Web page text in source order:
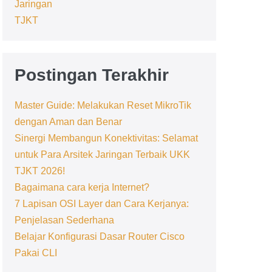
Jaringan
TJKT
Postingan Terakhir
Master Guide: Melakukan Reset MikroTik
dengan Aman dan Benar
Sinergi Membangun Konektivitas: Selamat
untuk Para Arsitek Jaringan Terbaik UKK
TJKT 2026!
Bagaimana cara kerja Internet?
7 Lapisan OSI Layer dan Cara Kerjanya:
Penjelasan Sederhana
Belajar Konfigurasi Dasar Router Cisco
Pakai CLI